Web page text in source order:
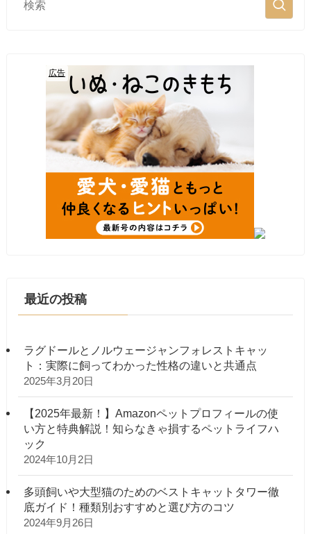
最近の投稿
ラグドールとノルウェージャンフォレストキャッ
ト：実際に飼ってわかった性格の違いと共通点
2025年3月20日
【2025年最新！】Amazonペットプロフィールの使
い方と特典解説！知らなきゃ損するペットライフハ
ック
2024年10月2日
多頭飼いや大型猫のためのベストキャットタワー徹
底ガイド！種類別おすすめと選び方のコツ
2024年9月26日